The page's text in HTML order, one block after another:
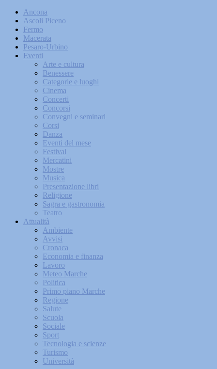
Ancona
Ascoli Piceno
Fermo
Macerata
Pesaro-Urbino
Eventi
Arte e cultura
Benessere
Categorie e luoghi
Cinema
Concerti
Concorsi
Convegni e seminari
Corsi
Danza
Eventi del mese
Festival
Mercatini
Mostre
Musica
Presentazione libri
Religione
Sagra e gastronomia
Teatro
Attualità
Ambiente
Avvisi
Cronaca
Economia e finanza
Lavoro
Meteo Marche
Politica
Primo piano Marche
Regione
Salute
Scuola
Sociale
Sport
Tecnologia e scienze
Turismo
Università